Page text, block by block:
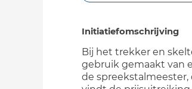
Initiatiefomschrijving
Bij het trekker en
gebruik gemaakt van
de spreekstalmeester,